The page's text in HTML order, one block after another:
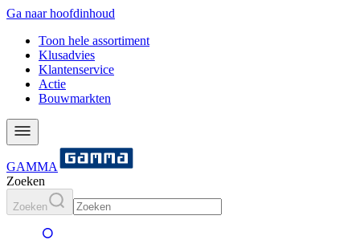
Ga naar hoofdinhoud
Toon hele assortiment
Klusadvies
Klantenservice
Actie
Bouwmarkten
GAMMA
Zoeken
Zoeken